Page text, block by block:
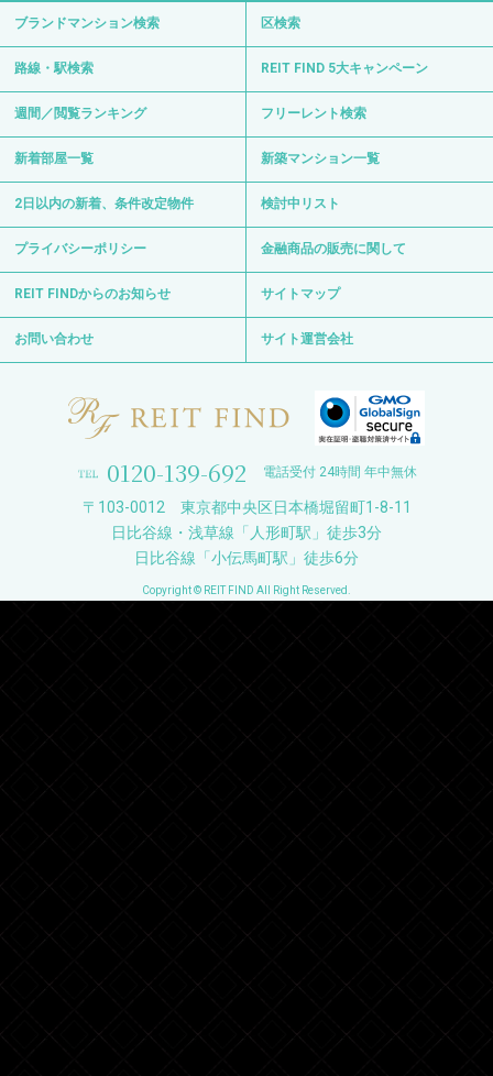
ブランドマンション検索 区検索
路線・駅検索 REIT FIND 5大キャンペーン
週間／閲覧ランキング フリーレント検索
新着部屋一覧 新築マンション一覧
2日以内の新着、条件改定物件 検討中リスト
プライバシーポリシー 金融商品の販売に関して
REIT FINDからのお知らせ サイトマップ
お問い合わせ サイト運営会社
0120-139-692 電話受付 24時間 年中無休
〒103-0012 東京都中央区日本橋堀留町1-8-11
日比谷線・浅草線「人形町駅」徒歩3分
日比谷線「小伝馬町駅」徒歩6分
Copyright © REIT FIND All Right Reserved.